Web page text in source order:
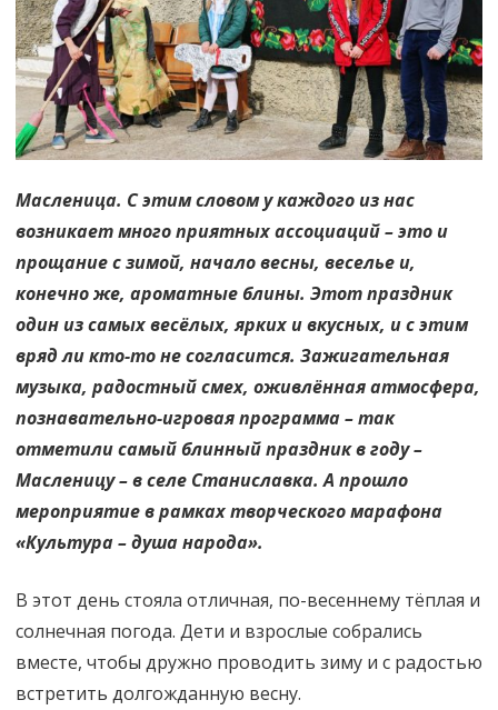
Масленица. С этим словом у каждого из нас
возникает много приятных ассоциаций – это и
прощание с зимой, начало весны, веселье и,
конечно же, ароматные блины. Этот праздник
один из самых весёлых, ярких и вкусных, и с этим
вряд ли кто-то не согласится. Зажигательная
музыка, радостный смех, оживлённая атмосфера,
познавательно-игровая программа – так
отметили самый блинный праздник в году –
Масленицу – в селе Станиславка. А прошло
мероприятие в рамках творческого марафона
«Культура – душа народа».
В этот день стояла отличная, по-весеннему тёплая и
солнечная погода. Дети и взрослые собрались
вместе, чтобы дружно проводить зиму и с радостью
встретить долгожданную весну.